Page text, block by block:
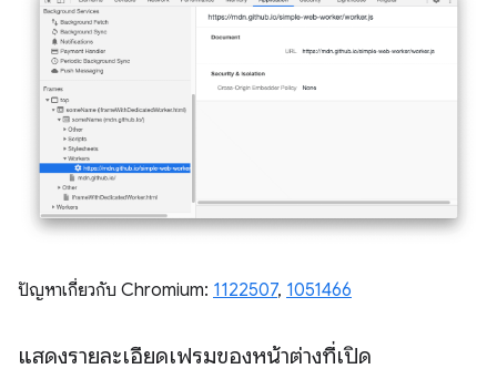
ปัญหาเกี่ยวกับ Chromium: 1122507, 1051466
แสดงรายละเอียดเฟรมของหน้าต่างที่เปิด